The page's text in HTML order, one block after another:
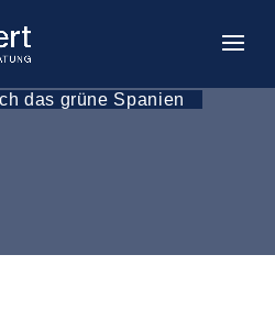
das grüne Spanien